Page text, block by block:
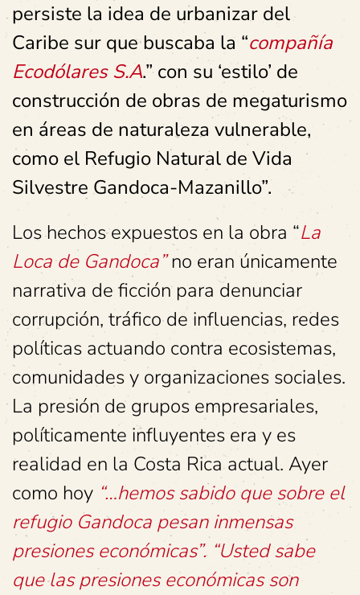
persiste la idea de urbanizar del
Caribe sur que buscaba la “compañía
Ecodólares S.A.”con su ‘estilo’ de
construcción de obras de megaturismo
en áreas de naturaleza vulnerable,
como el Refugio Natural de Vida
Silvestre Gandoca-Mazanillo”.
Los hechos expuestos en la obra “La
Loca de Gandoca”no eran únicamente
narrativa de ficción para denunciar
corrupción, tráfico de influencias, redes
políticas actuando contra ecosistemas,
comunidades y organizaciones sociales.
La presión de grupos empresariales,
políticamente influyentes era y es
realidad en la Costa Rica actual. Ayer
como hoy “…hemos sabido que sobre el
refugio Gandoca pesan inmensas
presiones económicas”. “Usted sabe
que las presiones económicas son